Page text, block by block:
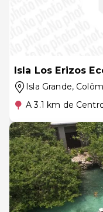
Isla Los Erizos
Isla Grande,
A 3.1 km de